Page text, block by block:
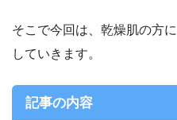
そこで今回は、乾燥肌の方
していきます。
記事の内容